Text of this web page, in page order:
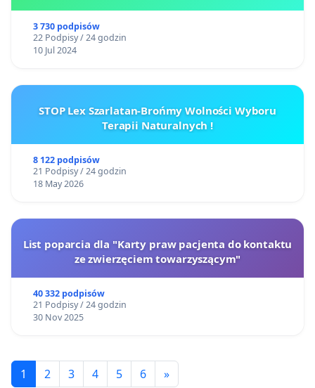
3 730 podpisów
22 Podpisy / 24 godzin
10 Jul 2024
STOP Lex Szarlatan-Brońmy Wolności Wyboru
Terapii Naturalnych !
8 122 podpisów
21 Podpisy / 24 godzin
18 May 2026
List poparcia dla "Karty praw pacjenta do kontaktu
ze zwierzęciem towarzyszącym"
40 332 podpisów
21 Podpisy / 24 godzin
30 Nov 2025
1 2 3 4 5 6 »